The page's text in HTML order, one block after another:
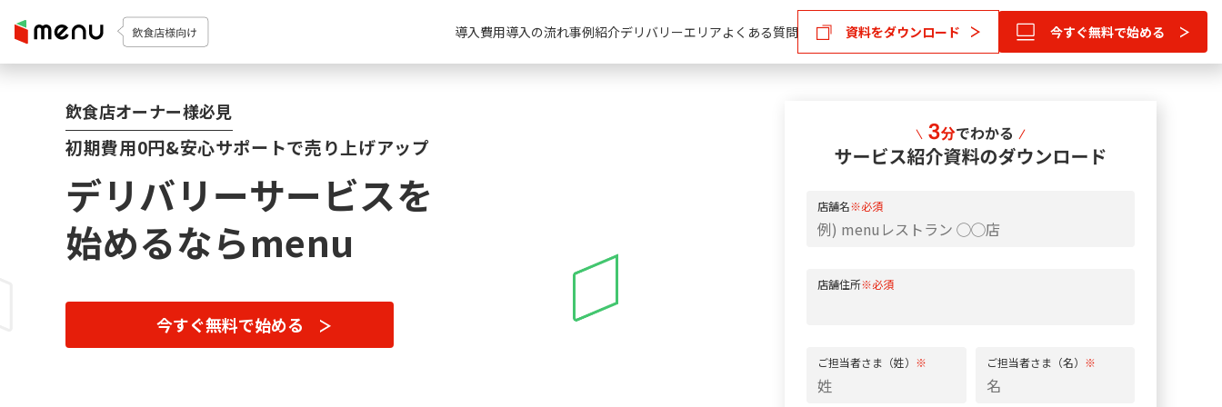
導入費用導入の流れ事例紹介デリバリーエリアよくある質問 資料をダウンロード 今すぐ無料で始める
飲食店オーナー様必見
初期費用0円&安心サポートで売り上げアップ
デリバリーサービスを
始めるならmenu
今すぐ無料で始める
店舗名※必須
店舗住所※必須
ご担当者さま（姓） ※ ご担当者さま（名） ※